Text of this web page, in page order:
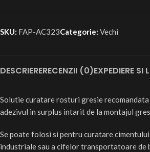
SKU: FAP-AC323Categorie: Vechi
DESCRIERERECENZII (0)EXPEDIERE SI
Solutie curatare rosturi gresie
adezivul in surplus intarit de la montajul
Se poate folosi si pentru curatare
industriale sau a cifelor transportatoare de